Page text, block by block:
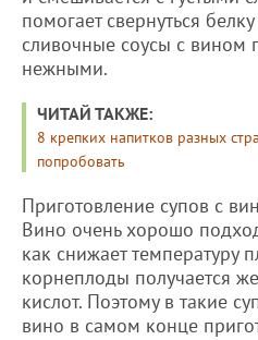
помогает свернуться
сливочные соусы с вином
нежными.
ЧИТАЙ ТАКЖЕ:
8 крепких напитков разных
попробовать
Приготовление супов с
Вино очень хорошо
как снижает температуру
корнеплоды получается
кислот. Поэтому в такие
вино в самом конце